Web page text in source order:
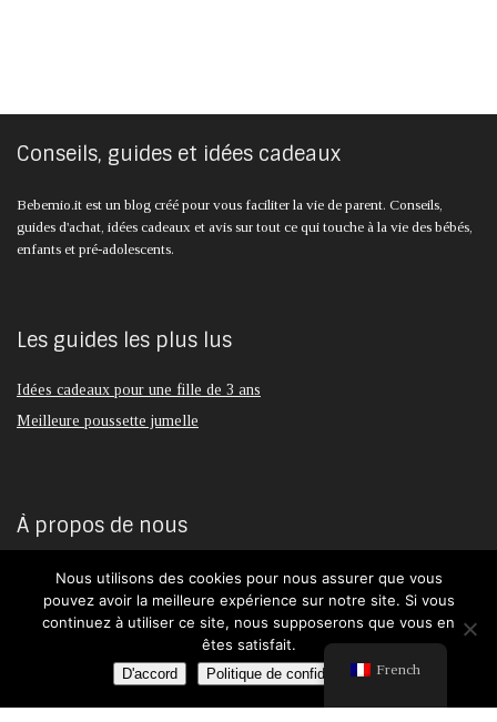
Conseils, guides et idées cadeaux
Bebemio.it est un blog créé pour vous faciliter la vie de parent. Conseils,
guides d'achat, idées cadeaux et avis sur tout ce qui touche à la vie des bébés,
enfants et pré-adolescents.
Les guides les plus lus
Idées cadeaux pour une fille de 3 ans
Meilleure poussette jumelle
À propos de nous
Politique relative aux cookies
politique de confidentialité
French
Nous utilisons des cookies pour nous assurer que vous
pouvez avoir la meilleure expérience sur notre site. Si vous
continuez à utiliser ce site, nous supposerons que vous en
êtes satisfait.
D'accord Politique de confidentialité